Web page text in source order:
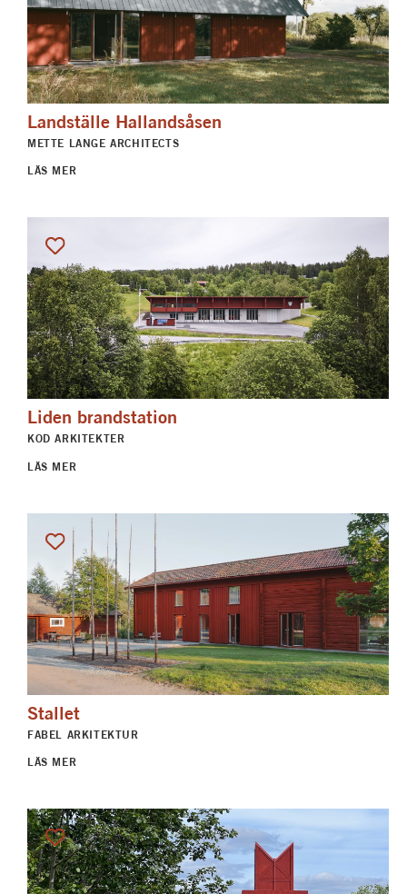
Landställe Hallandsåsen
METTE LANGE ARCHITECTS
LÄS MER
Liden brandstation
KOD ARKITEKTER
LÄS MER
Stallet
FABEL ARKITEKTUR
LÄS MER